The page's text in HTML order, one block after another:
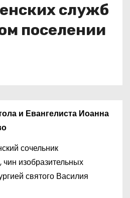
служб
поселении
и Евангелиста Иоанна
сочельник
изобразительных
святого Василия